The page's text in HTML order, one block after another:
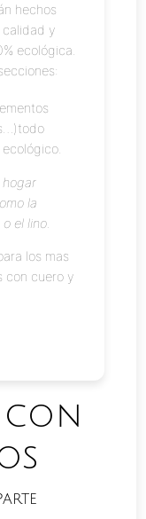
hechos
calidad y
ecológica.
la
el lino.
los mas
con cuero y